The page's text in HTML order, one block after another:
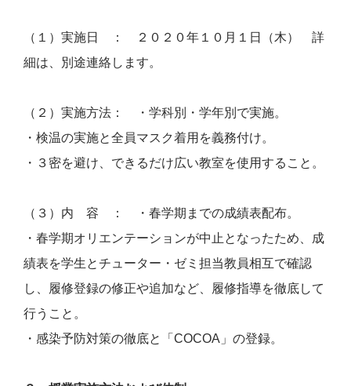
（１）実施日 ： ２０２０年１０月１日（木） 詳
細は、別途連絡します。
（２）実施方法： ・学科別・学年別で実施。
・検温の実施と全員マスク着用を義務付け。
・３密を避け、できるだけ広い教室を使用すること。
（３）内 容 ： ・春学期までの成績表配布。
・春学期オリエンテーションが中止となったため、成
績表を学生とチューター・ゼミ担当教員相互で確認
し、履修登録の修正や追加など、履修指導を徹底して
行うこと。
・感染予防対策の徹底と「COCOA」の登録。